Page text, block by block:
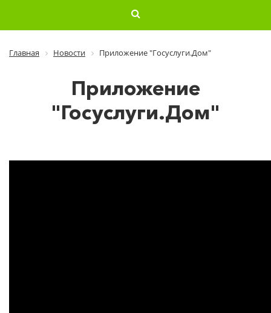
Главная Новости Приложение "Госуслуги.Дом"
Приложение
"Госуслуги.Дом"